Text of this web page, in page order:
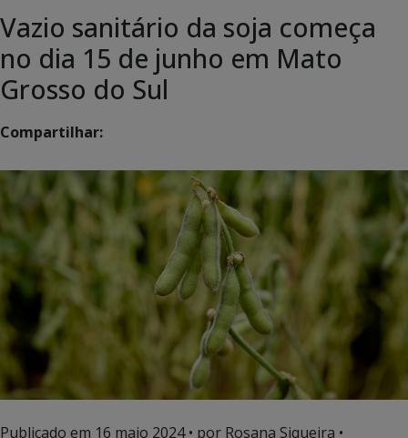
Vazio sanitário da soja começa
no dia 15 de junho em Mato
Grosso do Sul
Compartilhar:
Publicado em 16 maio 2024• por Rosana Siqueira •